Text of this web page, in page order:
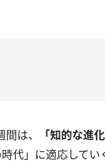
間は、
「知的な進
代」に適応してい